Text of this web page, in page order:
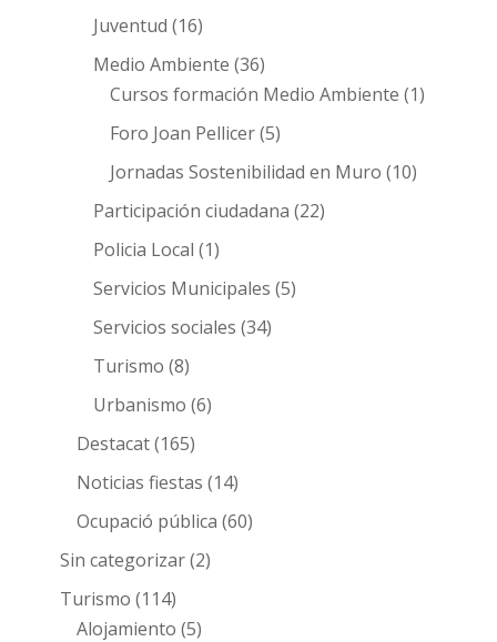
Juventud (16)
Medio Ambiente (36)
Cursos formación Medio Ambiente (1)
Foro Joan Pellicer(5)
Jornadas Sostenibilidad en Muro (10)
Participación ciudadana (22)
Policia Local (1)
Servicios Municipales (5)
Servicios sociales (34)
Turismo (8)
Urbanismo (6)
Destacat(165)
Noticias fiestas (14)
Ocupació pública (60)
Sin categorizar(2)
Turismo (114)
Alojamiento (5)